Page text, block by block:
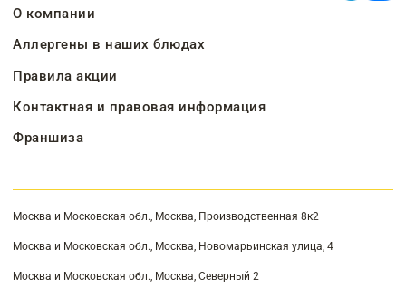
О компании
Аллергены в наших блюдах
Правила акции
Контактная и правовая информация
Франшиза
Москва и Московская обл., Москва, Производственная 8к2
Москва и Московская обл., Москва, Новомарьинская улица, 4
Москва и Московская обл., Москва, Северный 2